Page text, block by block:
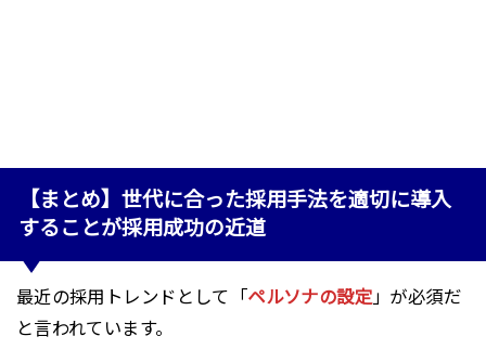
【まとめ】世代に合った採用手法を適切に導入
することが採用成功の近道
最近の採用トレンドとして「ペルソナの設定 」が必須だ
と言われています。